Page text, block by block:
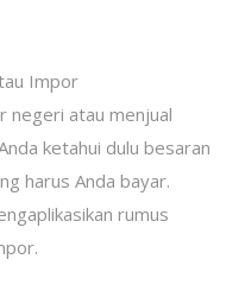
Impor
negeri atau menjual
ketahui dulu besaran
harus Anda bayar.
rumus